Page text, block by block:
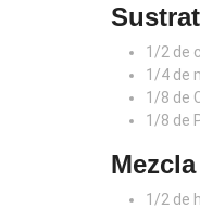
1/2 de
1/4 de
1/8 de
1/8 de
1/2 de